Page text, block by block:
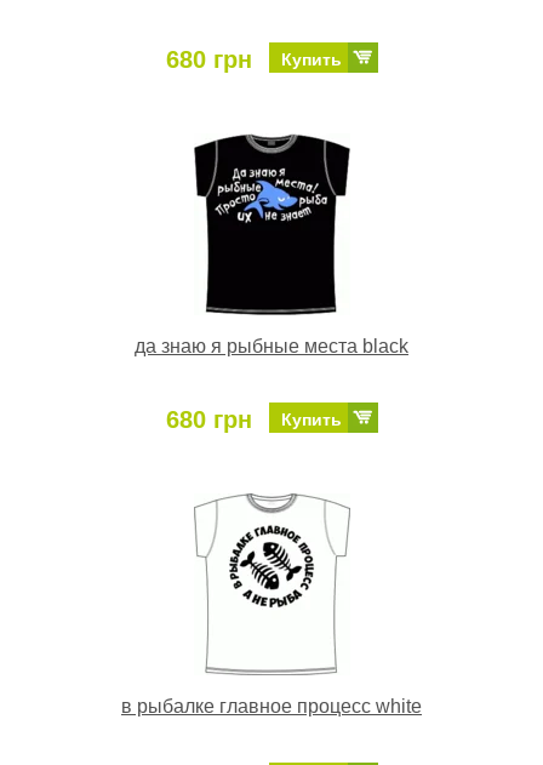
680 грн Купить
да знаю я рыбные места black
680 грн Купить
в рыбалке главное процесс white